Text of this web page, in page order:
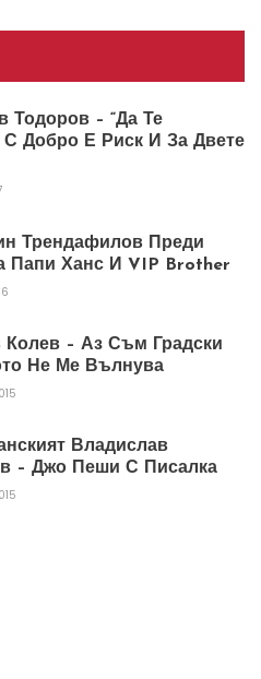
Тодоров – “Да Те
С Добро Е Риск И За Двете
Трендафилов Преди
Папи Ханс И VIP Brother
Колев – Аз Съм Градски
Не Ме Вълнува
Владислав
– Джо Пеши С Писалка